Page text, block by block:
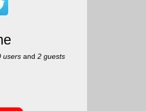
usersand 2 guests